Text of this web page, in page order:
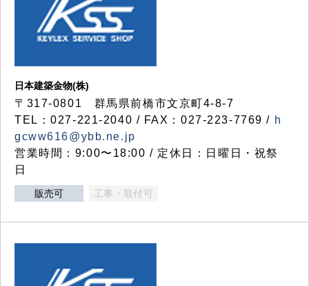
日本建築金物(株)
〒317‐0801 群馬県前橋市文京町4-8-7
TEL：027-221-2040 / FAX：027-223-7769 / h
gcww616@ybb.ne.jp
営業時間：9:00〜18:00 / 定休日：日曜日・祝祭
日
販売可 工事・取付可